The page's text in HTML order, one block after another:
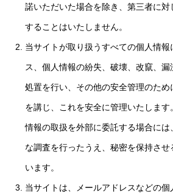
諾いただいた場合を除き、第三者に
することはいたしません。
当サイトが取り扱うすべての個人情
ス、個人情報の紛失、破壊、改竄、
処置を行い、その他の安全管理のた
を講じ、これを安全に管理いたします
情報の取扱を外部に委託する場合に
な調査を行ったうえ、秘密を保持さ
います。
当サイトは、メールアドレスなどの